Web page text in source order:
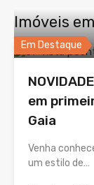
Imóveis
Em Destaque
em
Gaia
Venha
um estilo de…